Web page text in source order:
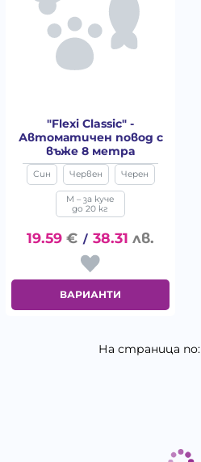
"Flexi Classic" -
Автоматичен повод с
въже 8 метра
Син Червен Черен
M – за куче
до 20 кг
19.59 € / 38.31 лв.
ВАРИАНТИ
На страница по: